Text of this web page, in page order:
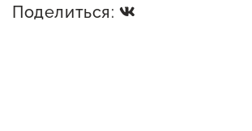
Органы управления и надзора
Поделиться: